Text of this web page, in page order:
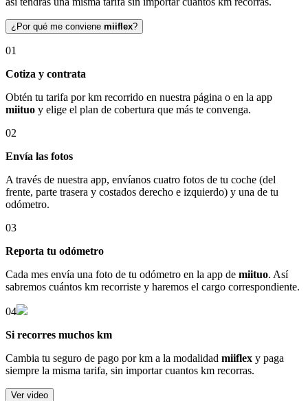
¿Por qué me conviene miiflex?
01
Cotiza y contrata
Obtén tu tarifa por km recorrido en nuestra página o en la app
miituo y elige el plan de cobertura que más te convenga.
02
Envía las fotos
A través de nuestra app, envíanos cuatro fotos de tu coche (del
frente, parte trasera y costados derecho e izquierdo) y una de tu
odómetro.
03
Reporta tu odómetro
Cada mes envía una foto de tu odómetro en la app de miituo. Así
sabremos cuántos km recorriste y haremos el cargo correspondiente.
04
Si recorres muchos km
Cambia tu seguro de pago por km a la modalidad miiflex y paga
siempre la misma tarifa, sin importar cuantos km recorras.
Ver video